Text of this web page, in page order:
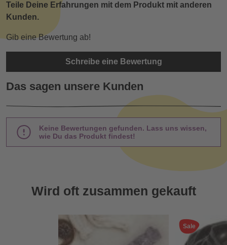
Teile Deine Erfahrungen mit dem Produkt mit anderen
Kunden.
Gib eine Bewertung ab!
Schreibe eine Bewertung
Das sagen unsere Kunden
Keine Bewertungen gefunden. Lass uns wissen,
wie Du das Produkt findest!
Wird oft zusammen gekauft
Sale